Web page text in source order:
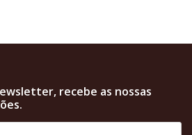
recebe as nossas